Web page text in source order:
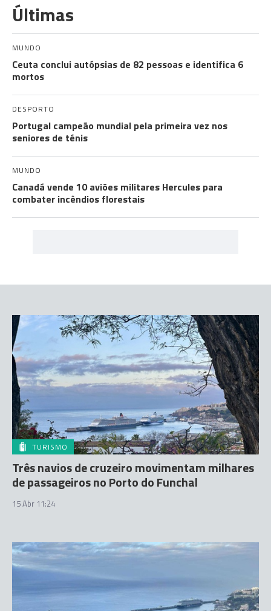
Últimas
MUNDO
Ceuta conclui autópsias de 82 pessoas e identifica 6
mortos
DESPORTO
Portugal campeão mundial pela primeira vez nos
seniores de ténis
MUNDO
Canadá vende 10 aviões militares Hercules para
combater incêndios florestais
TURISMO
Três navios de cruzeiro movimentam milhares
de passageiros no Porto do Funchal
15 Abr 11:24